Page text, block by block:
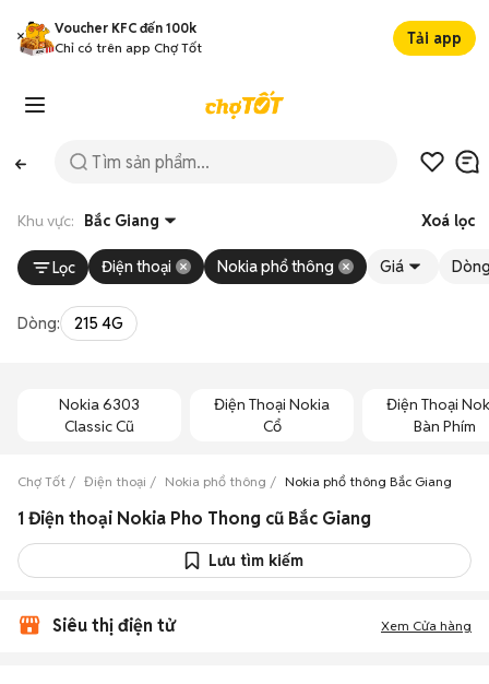
Voucher KFC đến 100k
Chỉ có trên app Chợ Tốt
Tải app
Khu vực: Bắc Giang Xoá lọc
Lọc Điện thoại Nokia phổ thông Giá
Dòng: 215 4G
Nokia 6303
Classic Cũ
Điện Thoại Nokia
Cổ
Điện Thoại
Bàn Phím
Chợ Tốt Điện thoại Nokia phổ thông Nokia phổ thông Bắc Giang
1 Điện thoại Nokia Pho Thong cũ Bắc Giang
Lưu tìm kiếm
Siêu thị điện tử Xem Cửa hàng